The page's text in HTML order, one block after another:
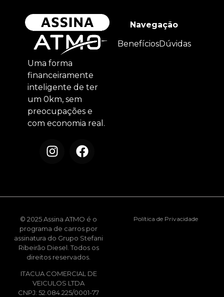
Uma forma
financeiramente
inteligente de ter
um 0km, sem
preocupações e
com economia real.
Navegação
BenefíciosDúvidas
© 2025 Assina ATMO é o
programa de carros por
assinatura do Grupo Stefani
Ribeirão Diesel. Todos os
direitos reservados.
ITACUA COMERCIAL DE
VEICULOS LTDA
CNPJ: 52.084.225/0001-77
Política de Privacidade